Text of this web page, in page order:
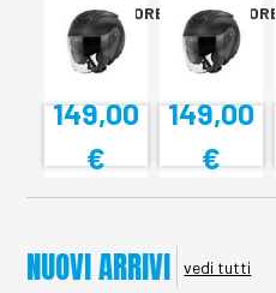
MONOCOLORE
NERO XS
149,00
€
MONOCOLORE
NERO XS
149,00
€
NUOVI ARRIVI vedi tutti